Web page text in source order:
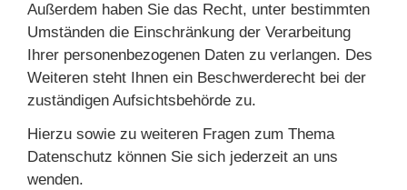
Außerdem haben Sie das Recht, unter bestimmten
Umständen die Einschränkung der Verarbeitung
Ihrer personenbezogenen Daten zu verlangen. Des
Weiteren steht Ihnen ein Beschwerderecht bei der
zuständigen Aufsichtsbehörde zu.
Hierzu sowie zu weiteren Fragen zum Thema
Datenschutz können Sie sich jederzeit an uns
wenden.